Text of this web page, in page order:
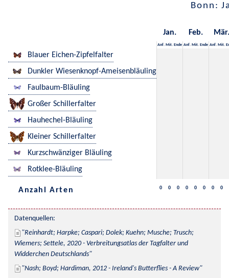
Bonn:
Jan. Feb. Mär.
Anf. Mit. Ende Anf. Mit. Ende Anf. Mit.
Blauer Eichen-Zipfelfalter
Dunkler Wiesenknopf-Ameisenbläuling
Faulbaum-Bläuling
Großer Schillerfalter
Hauhechel-Bläuling
Kleiner Schillerfalter
Kurzschwänziger Bläuling
Rotklee-Bläuling
Anzahl Arten 0 0 0 0 0 0 0 0
Datenquellen:
Reinhardt; Harpke; Caspari; Dolek; Kuehn; Musche; Trusch;
Wiemers; Settele, 2020 - Verbreitungsatlas der Tagfalter und
Widderchen Deutschlands
Nash; Boyd; Hardiman, 2012 - Ireland's Butterflies - A Review